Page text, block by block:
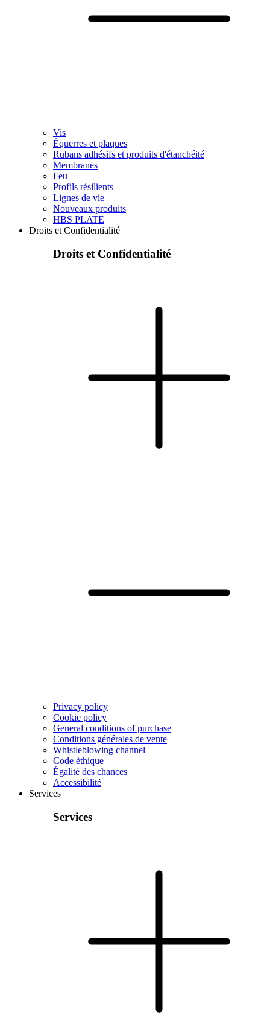
Vis
Équerres et plaques
Rubans adhésifs et produits d'étanchéité
Membranes
Feu
Profils résilients
Lignes de vie
Nouveaux produits
HBS PLATE
Droits et Confidentialité
Droits et Confidentialité
Privacy policy
Cookie policy
General conditions of purchase
Conditions générales de vente
Whistleblowing channel
Code èthique
Égalité des chances
Accessibilité
Services
Services